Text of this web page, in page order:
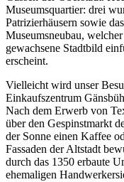
Museumsquartier: drei
Patrizierhäusern sowie
Museumsneubau,
gewachsene Stadtbild
erscheint.
Vielleicht wird unser
Einkaufszentrum
Nach dem Erwerb von
über den Gespinstmarkt
der Sonne einen Kaffee
Fassaden der Altstadt
durch das 1350 erbaute
ehemaligen